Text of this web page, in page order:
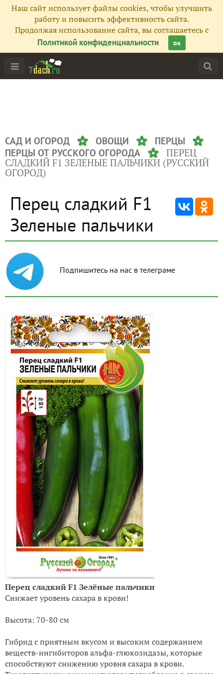
Наш сайт использует файлы cookies, чтобы улучшить
работу и повысить эффективность сайта.
Продолжая использование сайта, вы соглашаетесь с
Политикой конфиденциальности
ок
САД И ОГОРОД ОВОЩИ
ПЕРЦЫ
ПЕРЦЫ ОТ РУССКОГО ОГОРОДА
ПЕРЕЦ
СЛАДКИЙ F1 ЗЕЛЕНЫЕ ПАЛЬЧИКИ (РУССКИЙ
ОГОРОД)
Перец сладкий F1
Зеленые пальчики
Подпишитесь на нас в телеграме
Перец сладкий F1 Зелёные пальчики
Снижает уровень сахара в крови!
Высота: 70-80 см
Гибрид с приятным вкусом и высоким содержанием
веществ-ингибиторов альфа-глюкозидазы, которые
способствуют снижению уровня сахара в крови.